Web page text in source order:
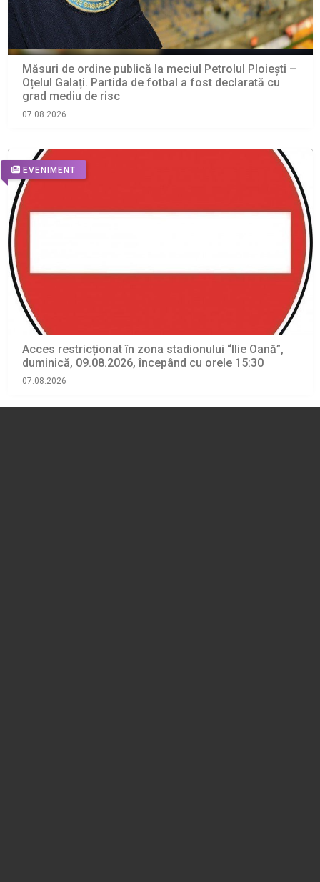
Măsuri de ordine publică la meciul Petrolul Ploiești –
Oțelul Galați. Partida de fotbal a fost declarată cu
grad mediu de risc
07.08.2026
EVENIMENT
Acces restricționat în zona stadionului “Ilie Oană”,
duminică, 09.08.2026, începând cu orele 15:30
07.08.2026